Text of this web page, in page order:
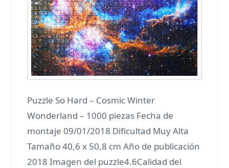
Puzzle So Hard – Cosmic Winter
Wonderland – 1000 piezas Fecha de
montaje 09/01/2018 Dificultad Muy Alta
Tamaño 40,6 x 50,8 cm Año de publicación
2018 Imagen del puzzle4.6Calidad del